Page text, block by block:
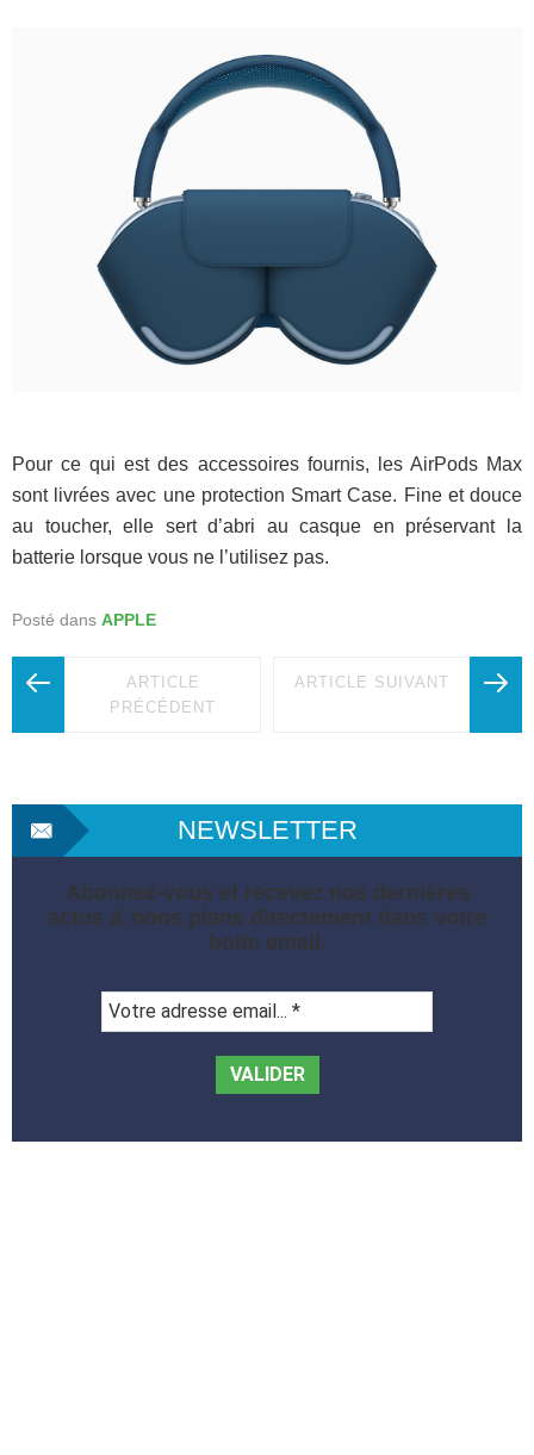
Pour ce qui est des accessoires fournis, les AirPods Max
sont livrées avec une protection Smart Case. Fine et douce
au toucher, elle sert d’abri au casque en préservant la
batterie lorsque vous ne l’utilisez pas.
Posté dans APPLE
ARTICLE
PRÉCÉDENT
ARTICLE SUIVANT
NEWSLETTER
Abonnez-vous et recevez nos dernières
actus & bons plans directement dans votre
boite email.
adresse